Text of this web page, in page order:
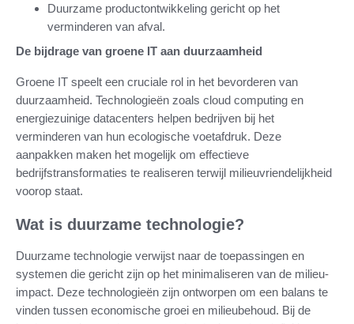
Duurzame productontwikkeling gericht op het
verminderen van afval.
De bijdrage van groene IT aan duurzaamheid
Groene IT speelt een cruciale rol in het bevorderen van
duurzaamheid. Technologieën zoals cloud computing en
energiezuinige datacenters helpen bedrijven bij het
verminderen van hun ecologische voetafdruk. Deze
aanpakken maken het mogelijk om effectieve
bedrijfstransformaties te realiseren terwijl milieuvriendelijkheid
voorop staat.
Wat is duurzame technologie?
Duurzame technologie verwijst naar de toepassingen en
systemen die gericht zijn op het minimaliseren van de milieu-
impact. Deze technologieën zijn ontworpen om een balans te
vinden tussen economische groei en milieubehoud. Bij de